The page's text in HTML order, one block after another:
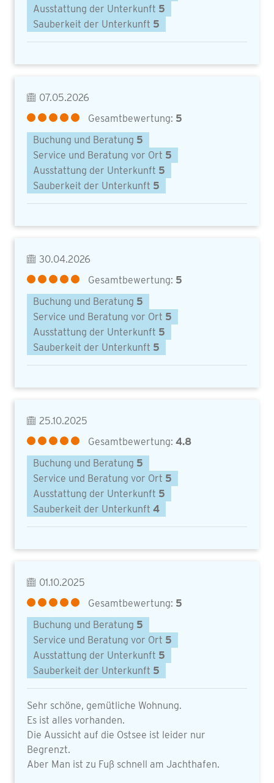
Ausstattung der Unterkunft 5
Sauberkeit der Unterkunft 5
07.05.2026
Gesamtbewertung: 5
Buchung und Beratung 5
Service und Beratung vor Ort 5
Ausstattung der Unterkunft 5
Sauberkeit der Unterkunft 5
30.04.2026
Gesamtbewertung: 5
Buchung und Beratung 5
Service und Beratung vor Ort 5
Ausstattung der Unterkunft 5
Sauberkeit der Unterkunft 5
25.10.2025
Gesamtbewertung: 4.8
Buchung und Beratung 5
Service und Beratung vor Ort 5
Ausstattung der Unterkunft 5
Sauberkeit der Unterkunft 4
01.10.2025
Gesamtbewertung: 5
Buchung und Beratung 5
Service und Beratung vor Ort 5
Ausstattung der Unterkunft 5
Sauberkeit der Unterkunft 5
Sehr schöne, gemütliche Wohnung.
Es ist alles vorhanden.
Die Aussicht auf die Ostsee ist leider nur
Begrenzt.
Aber Man ist zu Fuß schnell am Jachthafen.